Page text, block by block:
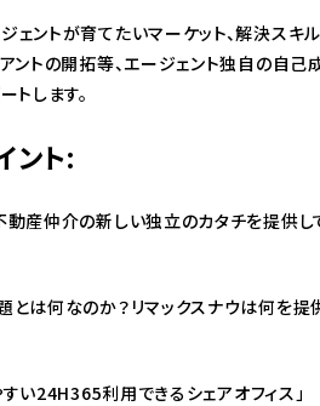
ェントが育てたいマーケット、解決スキ
ントの開拓等、エージェント独自の自己
トします。
ント:
動産仲介の新しい独立のカタチを提供し
とは何なのか？リマックスナウは何を提
すい24H365利用できるシェアオフィス」